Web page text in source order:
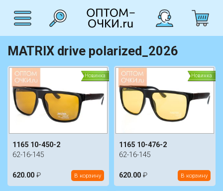
MATRIX drive polarized_2026
Новинка
1165 10-450-2
62-16-145
620.00 ₽ В корзину
Новинка
1165 10-476-2
62-16-145
620.00 ₽ В корзину